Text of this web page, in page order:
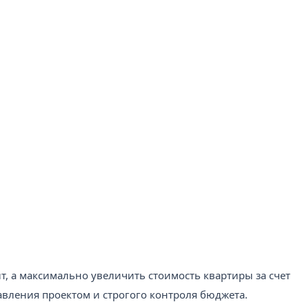
а максимально увеличить стоимость квартиры за счет
проектом и строгого контроля бюджета.